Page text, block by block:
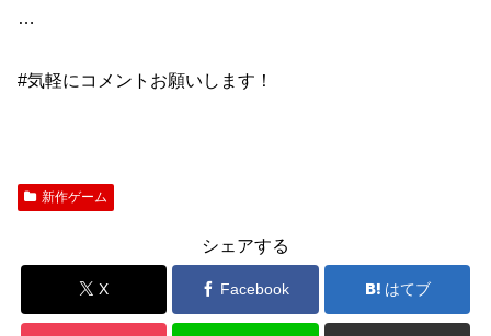
​​…
#気軽にコメントお願いします​​！
新作ゲーム
シェアする
X Facebook はてブ